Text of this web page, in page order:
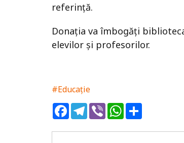
referință.
Donația va îmbogăți
elevilor și profesorilor.
#Educație
FacebookTelegram
ViberWhatsApp